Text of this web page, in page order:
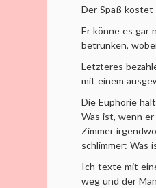
Der Spaß kostet
Er könne es gar
betrunken,
Letzteres
mit einem
Die Euphorie
Was ist, wenn
Zimmer
schlimmer: Was
Ich texte mit
weg und der